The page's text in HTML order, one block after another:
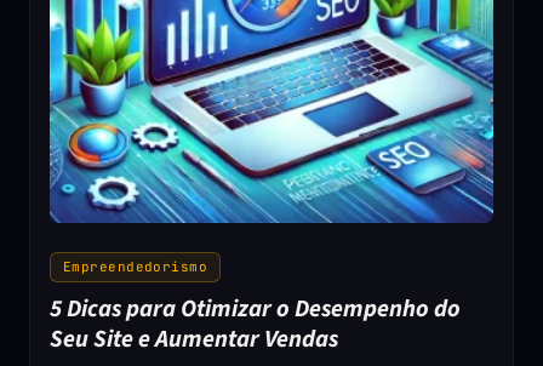
Empreendedorismo
5 Dicas para Otimizar o Desempenho do
Seu Site e Aumentar Vendas